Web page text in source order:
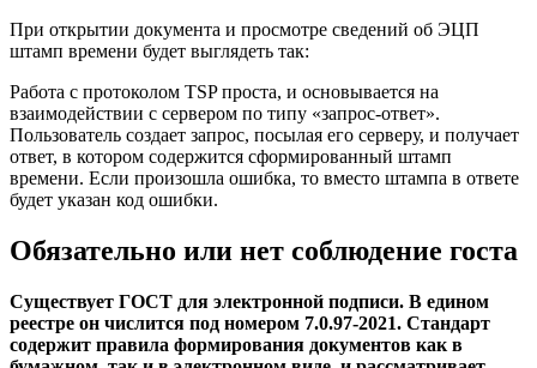
При открытии документа и просмотре сведений об ЭЦП
штамп времени будет выглядеть так:
Работа с протоколом TSP проста, и основывается на
взаимодействии с сервером по типу «запрос-ответ».
Пользователь создает запрос, посылая его серверу, и получает
ответ, в котором содержится сформированный штамп
времени. Если произошла ошибка, то вместо штампа в ответе
будет указан код ошибки.
Обязательно или нет соблюдение госта
Существует ГОСТ для электронной подписи. В едином
реестре он числится под номером 7.0.97-2021. Стандарт
содержит правила формирования документов как в